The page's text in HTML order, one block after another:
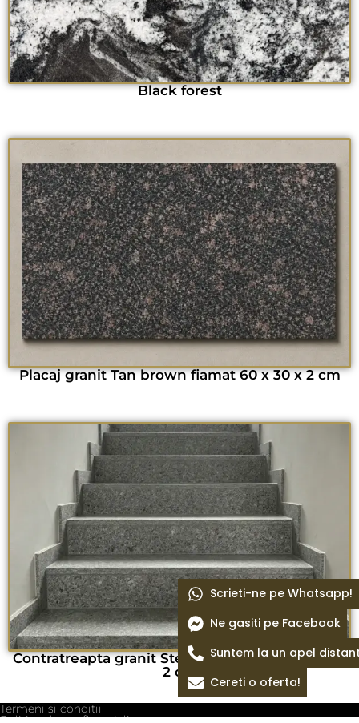
Black forest
Placaj granit Tan brown fiamat 60 x 30 x 2 cm
Contratreapta granit Steel Grey periat 105 x 16 x
2 cm
Termeni si conditii
Politica de confidentialitate
Scrieti-ne pe Whatsapp!
Ne gasiti pe Facebook
Suntem la un apel
Cereti o oferta!